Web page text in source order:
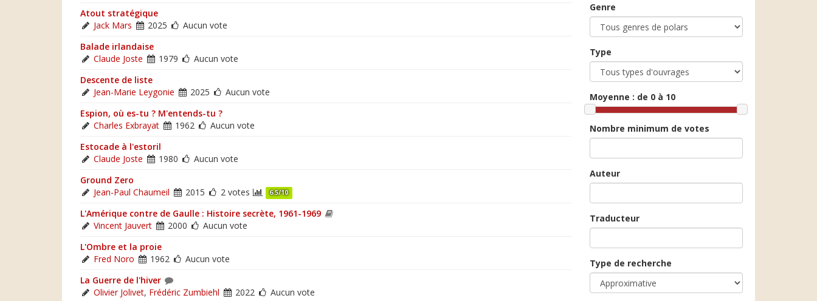
Atout stratégique
Jack Mars
2025
Aucun vote
Balade irlandaise
Claude Joste
1979
Aucun vote
Descente de liste
Jean-Marie Leygonie
2025
Aucun vote
Espion, où es-tu ? M'entends-tu ?
Charles Exbrayat
1962
Aucun vote
Estocade à l'estoril
Claude Joste
1980
Aucun vote
Ground Zero
Jean-Paul Chaumeil
2015 2 votes 6.5/10
L'Amérique contre de Gaulle : Histoire secrète, 1961-1969
Vincent Jauvert
2000
Aucun vote
L'Ombre et la proie
Fred Noro
1962
Aucun vote
La Guerre de l'hiver
Olivier Jolivet, Frédéric Zumbiehl 2022
Aucun vote
Genre
Type
Moyenne : de 0 à 10
Nombre minimum de votes
Auteur
Traducteur
Type de recherche